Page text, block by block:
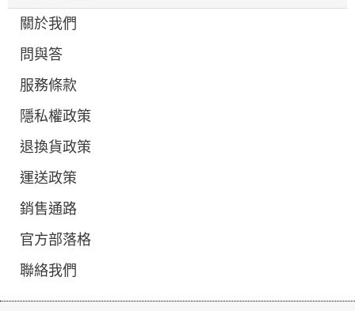
關於我們
問與答
服務條款
隱私權政策
退換貨政策
運送政策
銷售通路
官方部落格
聯絡我們